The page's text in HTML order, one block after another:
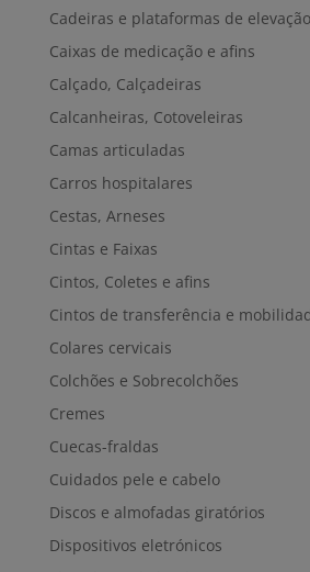
Cadeiras e plataformas de elevação
Caixas de medicação e afins
Calçado, Calçadeiras
Calcanheiras, Cotoveleiras
Camas articuladas
Carros hospitalares
Cestas, Arneses
Cintas e Faixas
Cintos, Coletes e afins
Cintos de transferência e
Colares cervicais
Colchões e Sobrecolchões
Cremes
Cuecas-fraldas
Cuidados pele e cabelo
Discos e almofadas giratórios
Dispositivos eletrónicos